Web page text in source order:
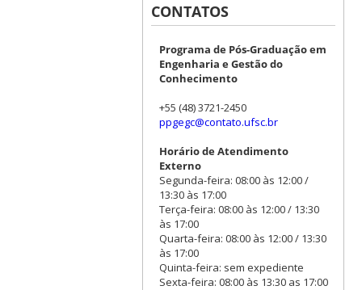
CONTATOS
Programa de Pós-Graduação em
Engenharia e Gestão do
Conhecimento
+55 (48) 3721-2450
ppgegc@contato.ufsc.br
Horário de Atendimento
Externo
Segunda-feira: 08:00 às 12:00 /
13:30 às 17:00
Terça-feira: 08:00 às 12:00 / 13:30
às 17:00
Quarta-feira: 08:00 às 12:00 / 13:30
às 17:00
Quinta-feira: sem expediente
Sexta-feira: 08:00 às 13:30 as 17:00